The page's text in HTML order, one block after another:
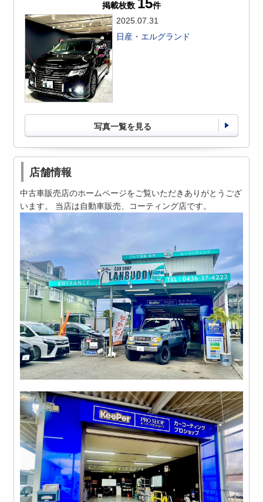
掲載枚数
件
2025.07.31
日産・エルグランド
写真一覧を見る
店舗情報
中古車販売店のホームページをご覧いただきありがとうござ
います。 当店は自動車販売、コーティング店です。